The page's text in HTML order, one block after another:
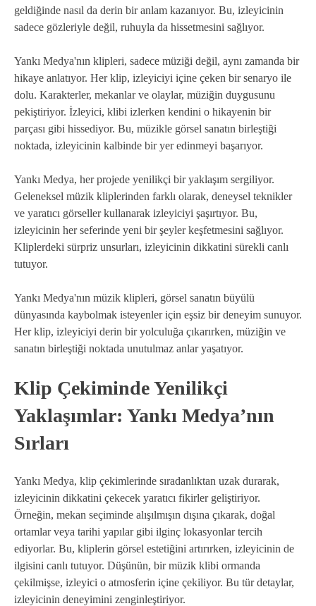
geldiğinde nasıl da derin bir anlam kazanıyor. Bu, izleyicinin
sadece gözleriyle değil, ruhuyla da hissetmesini sağlıyor.
Yankı Medya'nın klipleri, sadece müziği değil, aynı zamanda bir
hikaye anlatıyor. Her klip, izleyiciyi içine çeken bir senaryo ile
dolu. Karakterler, mekanlar ve olaylar, müziğin duygusunu
pekiştiriyor. İzleyici, klibi izlerken kendini o hikayenin bir
parçası gibi hissediyor. Bu, müzikle görsel sanatın birleştiği
noktada, izleyicinin kalbinde bir yer edinmeyi başarıyor.
Yankı Medya, her projede yenilikçi bir yaklaşım sergiliyor.
Geleneksel müzik kliplerinden farklı olarak, deneysel teknikler
ve yaratıcı görseller kullanarak izleyiciyi şaşırtıyor. Bu,
izleyicinin her seferinde yeni bir şeyler keşfetmesini sağlıyor.
Kliplerdeki sürpriz unsurları, izleyicinin dikkatini sürekli canlı
tutuyor.
Yankı Medya'nın müzik klipleri, görsel sanatın büyülü
dünyasında kaybolmak isteyenler için eşsiz bir deneyim sunuyor.
Her klip, izleyiciyi derin bir yolculuğa çıkarırken, müziğin ve
sanatın birleştiği noktada unutulmaz anlar yaşatıyor.
Klip Çekiminde Yenilikçi
Yaklaşımlar: Yankı Medya’nın
Sırları
Yankı Medya, klip çekimlerinde sıradanlıktan uzak durarak,
izleyicinin dikkatini çekecek yaratıcı fikirler geliştiriyor.
Örneğin, mekan seçiminde alışılmışın dışına çıkarak, doğal
ortamlar veya tarihi yapılar gibi ilginç lokasyonlar tercih
ediyorlar. Bu, kliplerin görsel estetiğini artırırken, izleyicinin de
ilgisini canlı tutuyor. Düşünün, bir müzik klibi ormanda
çekilmişse, izleyici o atmosferin içine çekiliyor. Bu tür detaylar,
izleyicinin deneyimini zenginleştiriyor.